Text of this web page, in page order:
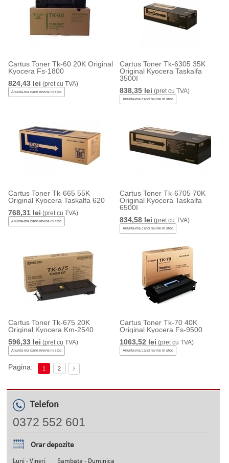
Cartus Toner Tk-60 20K Original
Kyocera Fs-1800
824,43 lei (pret cu TVA)
Anunta-ma cand revine in stoc
Cartus Toner Tk-6305 35K
Original Kyocera Taskalfa
3500I
838,35 lei (pret cu TVA)
Anunta-ma cand revine in stoc
Cartus Toner Tk-665 55K
Original Kyocera Taskalfa 620
768,31 lei (pret cu TVA)
Anunta-ma cand revine in stoc
Cartus Toner Tk-6705 70K
Original Kyocera Taskalfa
6500I
834,58 lei (pret cu TVA)
Anunta-ma cand revine in stoc
Cartus Toner Tk-675 20K
Original Kyocera Km-2540
596,33 lei (pret cu TVA)
Anunta-ma cand revine in stoc
Cartus Toner Tk-70 40K
Original Kyocera Fs-9500
1063,52 lei (pret cu TVA)
Anunta-ma cand revine in stoc
Pagina: 1 2
Telefon
0372 552 601
Orar depozite
Luni - Vineri Sambata - Duminica